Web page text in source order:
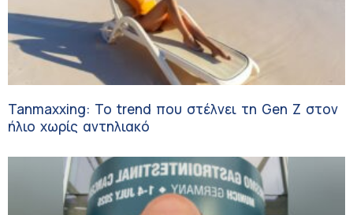
Tanmaxxing: To trend που στέλνει τη Gen Z στον
ήλιο χωρίς αντηλιακό